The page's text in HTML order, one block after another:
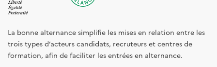
La bonne alternance simplifie les mises en relation entre les
trois types d’acteurs candidats, recruteurs et centres de
formation, afin de faciliter les entrées en alternance.